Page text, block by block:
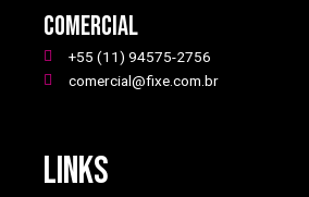
Comercial
+55 (11) 94575-2756
comercial@fixe.com.br
Links